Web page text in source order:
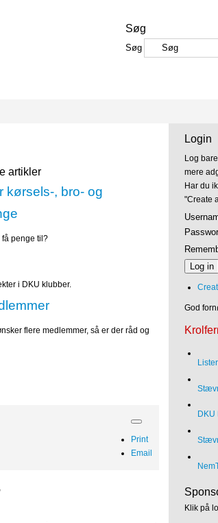
Søg
Søg
artikler
kørsels-, bro- og
få penge til?
i DKU klubber.
flere medlemmer, så er der råd og
Print
Email
Login
Log
mere
Har du
"Create
Log in
God
Lister
DKU
Klik på